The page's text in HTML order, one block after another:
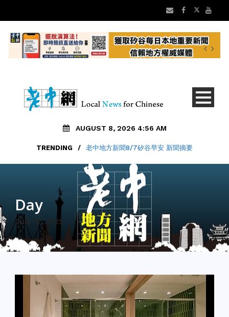
AUGUST 8, 2026 4:56 AM
TRENDING / 老中地方新聞8/7矽谷早安 新聞摘要
Day
July 12, 2025